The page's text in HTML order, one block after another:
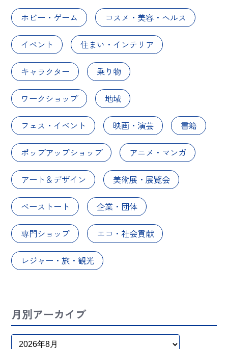
ホビー・ゲーム コスメ・美容・ヘルス
イベント 住まい・インテリア
キャラクター 乗り物
ワークショップ 地域
フェス・イベント 映画・演芸 書籍
ポップアップショップ アニメ・マンガ
アート＆デザイン 美術展・展覧会
ベーストート 企業・団体
専門ショップ エコ・社会貢献
レジャー・旅・観光
月別アーカイブ